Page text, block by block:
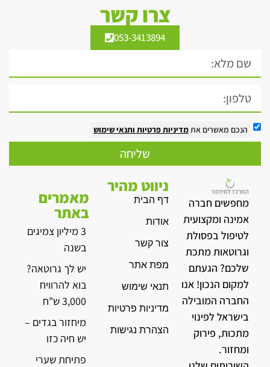
צרו קשר
053-3413894
הנכם מאשרים אתמדיניות פרטיות ותנאי שימוש
שליחה
מחפשים חברה
אמינה ומקצועית
לטיפול בפסולת
וגרוטאות מתכת
שלכם? הגעתם
למקום הנכון! אנו
החברה המובילה
בישראל לפינוי
מתכות, פירוק
ומחזור.
ניווט מהיר
דף הבית
אודות
צור קשר
מפת אתר
תנאי שימוש
מדיניות פרטיות
הצהרת נגישות
מאמרים
באתר
3 מיליון צמיגים
בשנה
יש לך גרוטאה?
בוא להרוויח
3,000 ש"ח
מיחזור בגדים –
יש חיה כזו
פתיחת שערי